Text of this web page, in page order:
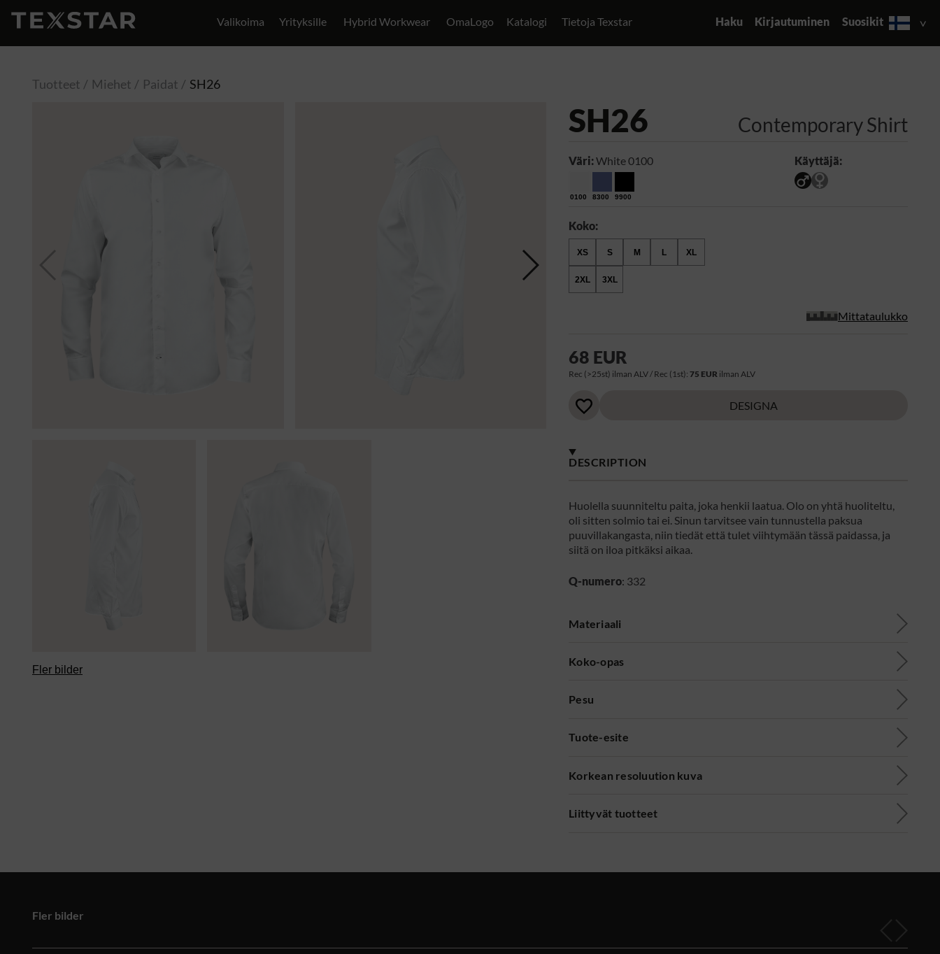
Valikoima Yrityksille Hybrid Workwear OmaLogo Katalogi Tietoja Texstar Haku Kirjautuminen Suosikit
Tuotteet Miehet Paidat SH26
Fler bilder
SH26 Contemporary Shirt
Väri:White 0100
0100 8300 9900
Käyttäjä:
Koko:
XS S M L XL
2XL 3XL
Mittataulukko
68 EUR
Rec (>25st) ilman ALV / Rec (1st):75 EUR ilman ALV
DESIGNA
DESCRIPTION
Huolella suunniteltu paita, joka henkii laatua. Olo on yhtä huoliteltu,
oli sitten solmio tai ei. Sinun tarvitsee vain tunnustella paksua
puuvillakangasta, niin tiedät että tulet viihtymään tässä paidassa, ja
siitä on iloa pitkäksi aikaa.
Q-numero: 332
Materiaali
Koko-opas
Pesu
Tuote-esite
Korkean resoluution kuva
Liittyvät tuotteet
Fler bilder